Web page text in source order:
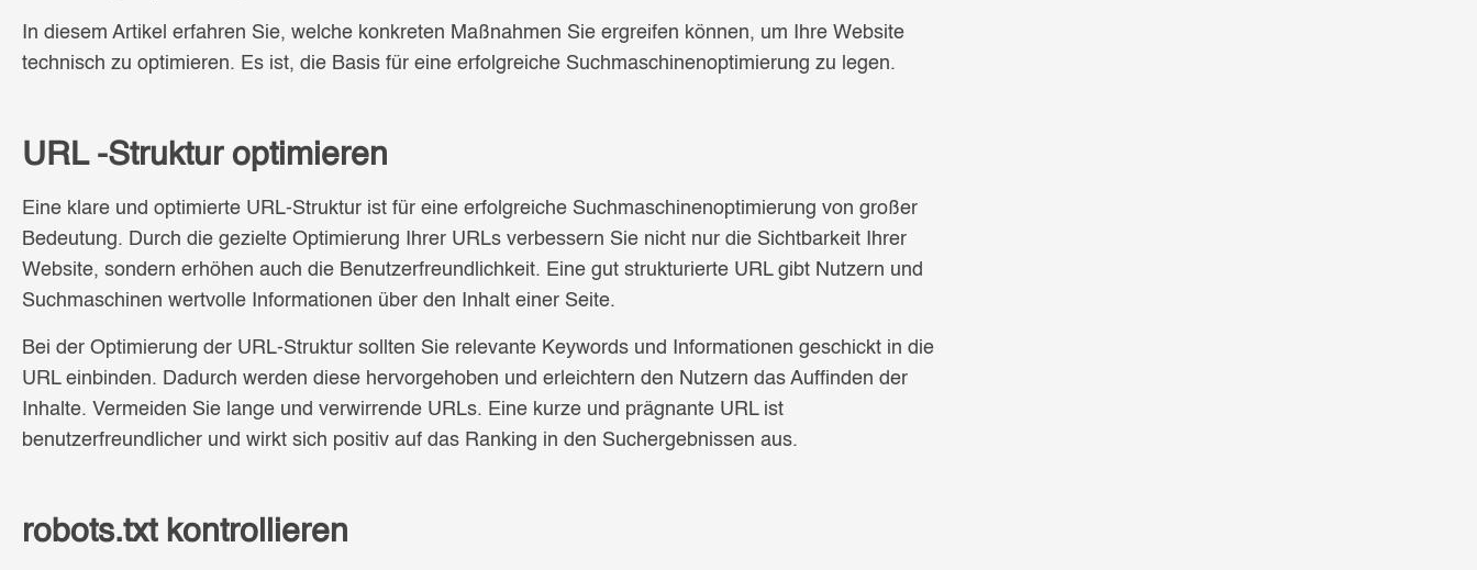
In diesem Artikel erfahren Sie, welche konkreten Maßnahmen Sie ergreifen können, um Ihre Website
technisch zu optimieren. Es ist, die Basis für eine erfolgreiche Suchmaschinenoptimierung zu legen.
URL -Struktur optimieren
Eine klare und optimierte URL-Struktur ist für eine erfolgreiche Suchmaschinenoptimierung von großer
Bedeutung. Durch die gezielte Optimierung Ihrer URLs verbessern Sie nicht nur die Sichtbarkeit Ihrer
Website, sondern erhöhen auch die Benutzerfreundlichkeit. Eine gut strukturierte URL gibt Nutzern und
Suchmaschinen wertvolle Informationen über den Inhalt einer Seite.
Bei der Optimierung der URL-Struktur sollten Sie relevante Keywords und Informationen geschickt in die
URL einbinden. Dadurch werden diese hervorgehoben und erleichtern den Nutzern das Auffinden der
Inhalte. Vermeiden Sie lange und verwirrende URLs. Eine kurze und prägnante URL ist
benutzerfreundlicher und wirkt sich positiv auf das Ranking in den Suchergebnissen aus.
robots.txt kontrollieren